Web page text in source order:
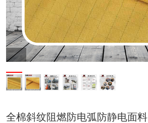
全棉斜纹阻燃防电弧防静电面料